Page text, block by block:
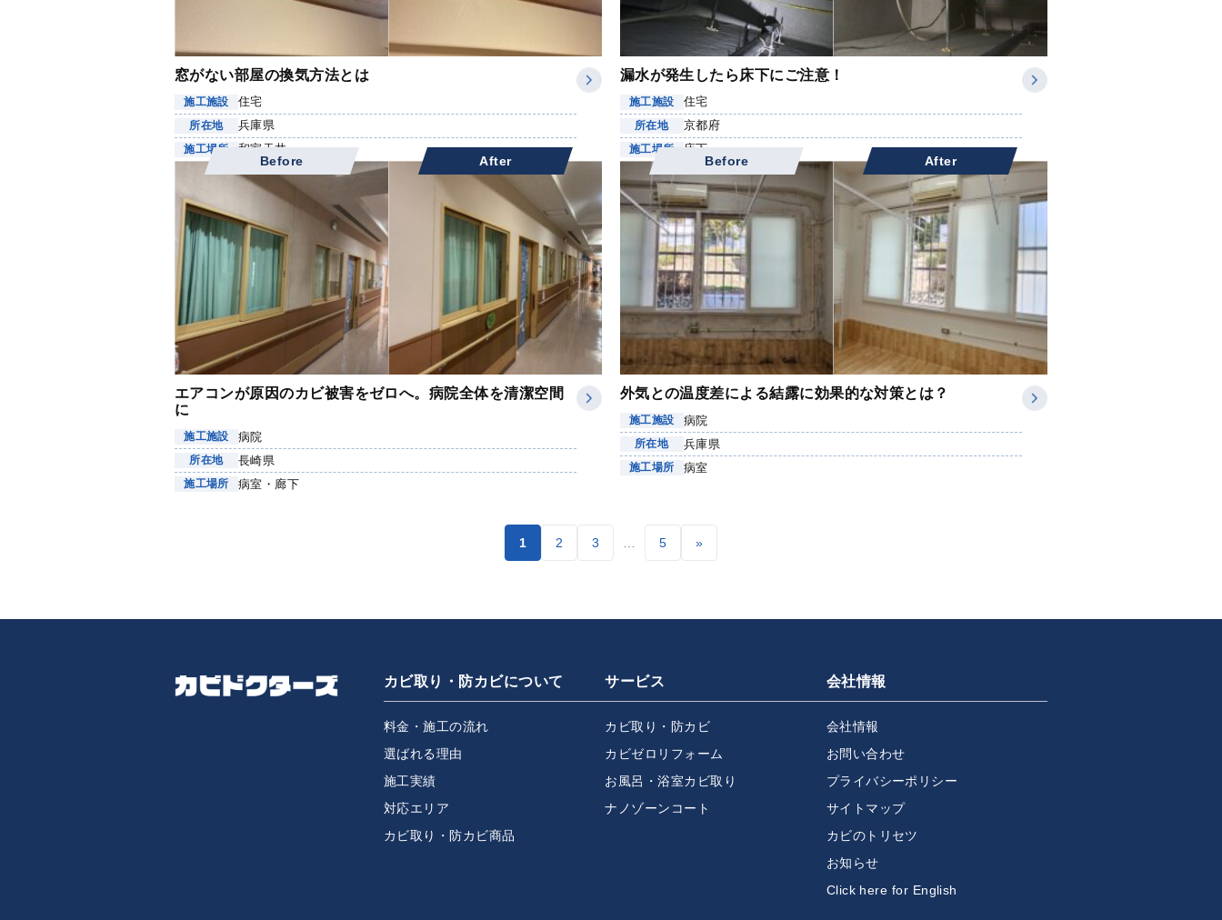
窓がない部屋の換気方法とは
施工施設 住宅
所在地 兵庫県
施工場所 和室天井
漏水が発生したら床下にご注意！
施工施設 住宅
所在地 京都府
施工場所 床下
Before After
エアコンが原因のカビ被害をゼロへ。病院全体を清潔空間
に
施工施設 病院
所在地 長崎県
施工場所 病室・廊下
Before After
外気との温度差による結露に効果的な対策とは？
施工施設 病院
所在地 兵庫県
施工場所 病室
1 2 3 5 »
カビ取り・防カビについて
料金・施工の流れ
選ばれる理由
施工実績
対応エリア
カビ取り・防カビ商品
サービス
カビ取り・防カビ
カビゼロリフォーム
お風呂・浴室カビ取り
ナノゾーンコート
会社情報
会社情報
お問い合わせ
プライバシーポリシー
サイトマップ
カビのトリセツ
お知らせ
Click here for English